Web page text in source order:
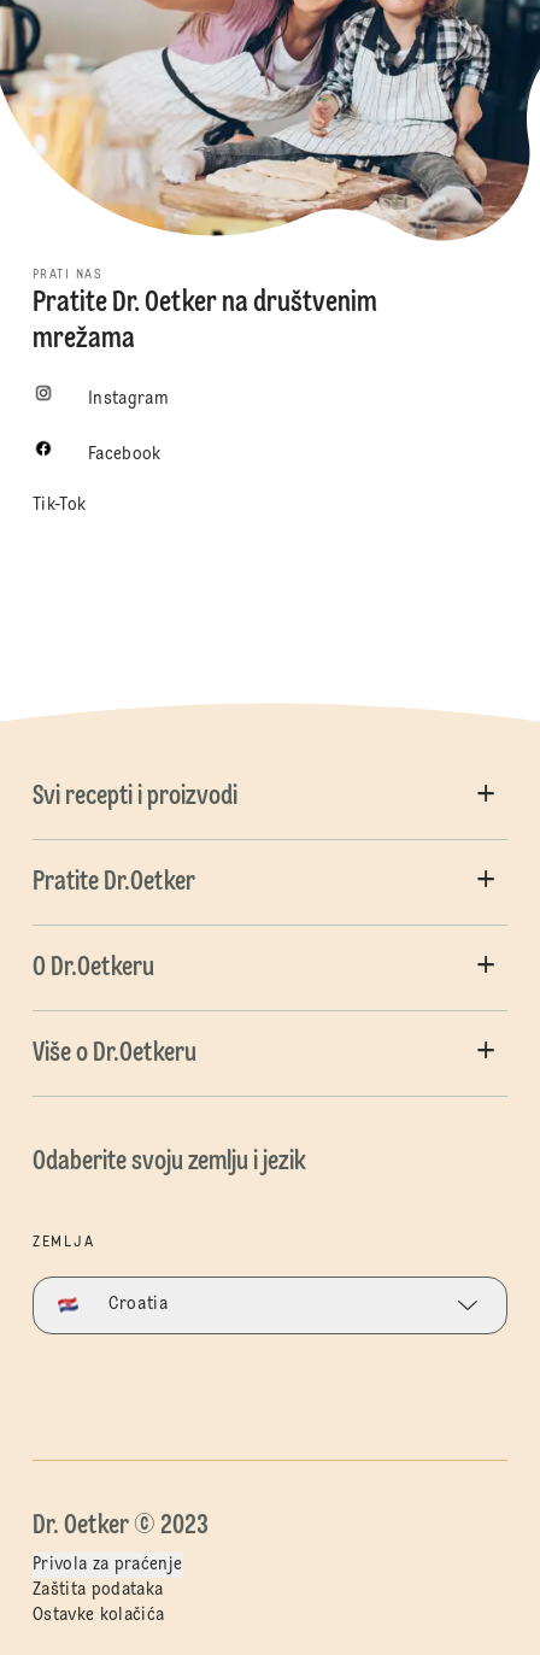
PRATI NAS
Pratite Dr. Oetker na društvenim
mrežama
Instagram
Facebook
Tik-Tok
Svi recepti i proizvodi
Pratite Dr.Oetker
O Dr.Oetkeru
Više o Dr.Oetkeru
Odaberite svoju zemlju i jezik
ZEMLJA
Croatia
Dr. Oetker © 2023
Privola za praćenje
Zaštita podataka
Ostavke kolačića